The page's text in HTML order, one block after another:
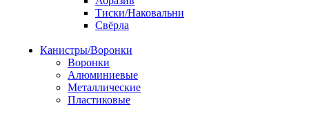
Тиски/Наковальни
Свёрла
Канистры/Воронки
Воронки
Алюминиевые
Металлические
Пластиковые